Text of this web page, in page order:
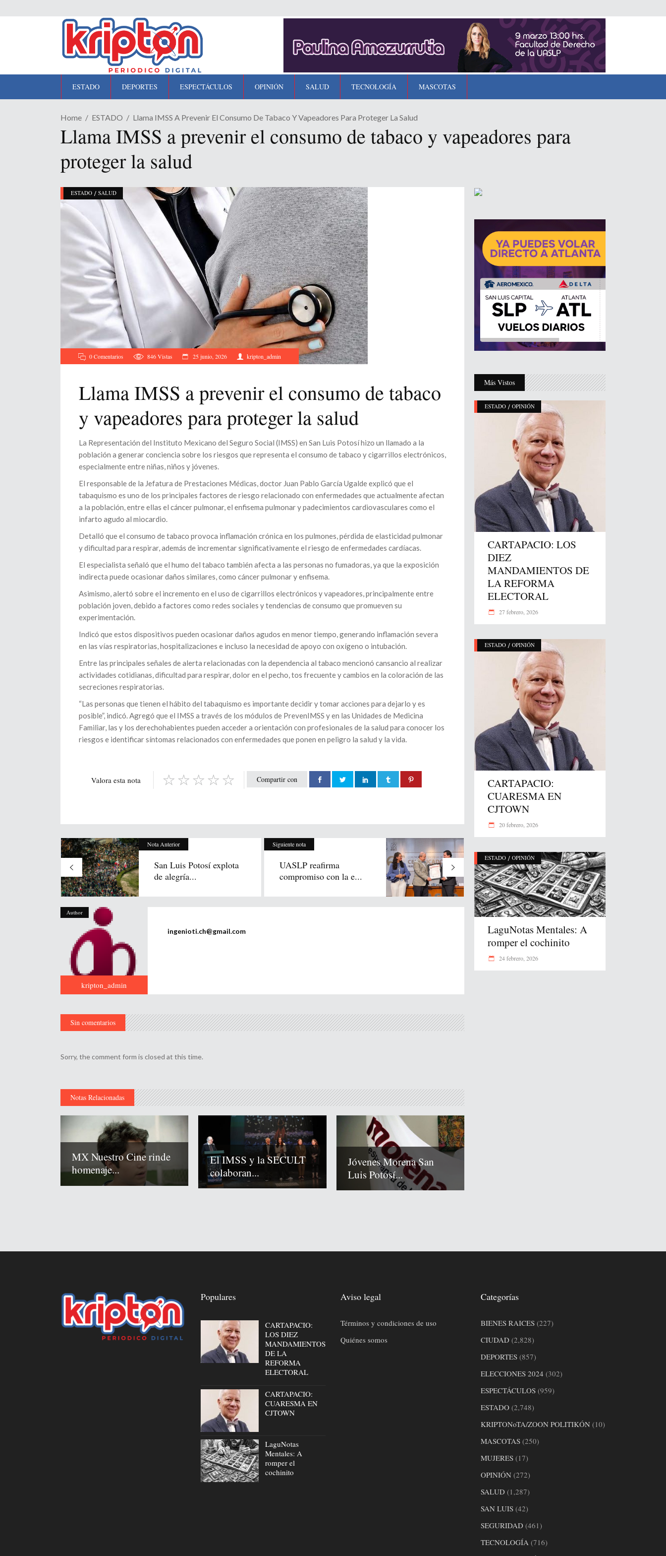
ESTADO DEPORTES ESPECTÁCULOS OPINIÓN SALUD TECNOLOGÍA MASCOTAS
Home ESTADO Llama IMSS A Prevenir El Consumo De Tabaco Y Vapeadores Para Proteger La Salud
Llama IMSS a prevenir el consumo de tabaco y vapeadores para
proteger la salud
ESTADO / SALUD
0 Comentarios 846Vistas 25 junio, 2026 kripton_admin
Llama IMSS a prevenir el consumo de tabaco
y vapeadores para proteger la salud
La Representación del Instituto Mexicano del Seguro Social (IMSS) en San Luis Potosí hizo un llamado a la
población a generar conciencia sobre los riesgos que representa el consumo de tabaco y cigarrillos electrónicos,
especialmente entre niñas, niños y jóvenes.
El responsable de la Jefatura de Prestaciones Médicas, doctor Juan Pablo García Ugalde explicó que el
tabaquismo es uno de los principales factores de riesgo relacionado con enfermedades que actualmente afectan
a la población, entre ellas el cáncer pulmonar, el enfisema pulmonar y padecimientos cardiovasculares como el
infarto agudo al miocardio.
Detalló que el consumo de tabaco provoca inflamación crónica en los pulmones, pérdida de elasticidad pulmonar
y dificultad para respirar, además de incrementar significativamente el riesgo de enfermedades cardíacas.
El especialista señaló que el humo del tabaco también afecta a las personas no fumadoras, ya que la exposición
indirecta puede ocasionar daños similares, como cáncer pulmonar y enfisema.
Asimismo, alertó sobre el incremento en el uso de cigarrillos electrónicos y vapeadores, principalmente entre
población joven, debido a factores como redes sociales y tendencias de consumo que promueven su
experimentación.
Indicó que estos dispositivos pueden ocasionar daños agudos en menor tiempo, generando inflamación severa
en las vías respiratorias, hospitalizaciones e incluso la necesidad de apoyo con oxígeno o intubación.
Entre las principales señales de alerta relacionadas con la dependencia al tabaco mencionó cansancio al realizar
actividades cotidianas, dificultad para respirar, dolor en el pecho, tos frecuente y cambios en la coloración de las
secreciones respiratorias.
“Las personas que tienen el hábito del tabaquismo es importante decidir y tomar acciones para dejarlo y es
posible”, indicó. Agregó que el IMSS a través de los módulos de PrevenIMSS y en las Unidades de Medicina
Familiar, las y los derechohabientes pueden acceder a orientación con profesionales de la salud para conocer los
riesgos e identificar síntomas relacionados con enfermedades que ponen en peligro la salud y la vida.
Compartir con
Valora esta nota
Nota Anterior
San Luis Potosí explota
de alegría...
Siguiente nota
UASLP reafirma
compromiso con la e...
Author
kripton_admin
ingenioti.ch@gmail.com
Sin comentarios
Sorry, the comment form is closed at this time.
Notas Relacionadas
MX Nuestro Cine rinde
homenaje...
El IMSS y la SECULT
colaboran...
Jóvenes Morena San
Luis Potosí...
Más Vistos
ESTADO / OPINIÓN
CARTAPACIO: LOS
DIEZ
MANDAMIENTOS DE
LA REFORMA
ELECTORAL
27 febrero, 2026
ESTADO / OPINIÓN
CARTAPACIO:
CUARESMA EN
CJTOWN
20 febrero, 2026
ESTADO / OPINIÓN
LaguNotas Mentales: A
romper el cochinito
24 febrero, 2026
Populares
CARTAPACIO:
LOS DIEZ
MANDAMIENTOS
DE LA
REFORMA
ELECTORAL
CARTAPACIO:
CUARESMA EN
CJTOWN
LaguNotas
Mentales: A
romper el
cochinito
Aviso legal
Términos y condiciones de uso
Quiénes somos
Categorías
BIENES RAICES(227)
CIUDAD(2,828)
DEPORTES(857)
ELECCIONES 2024 (302)
ESPECTÁCULOS(959)
ESTADO(2,748)
KRIPTONoTA/ZOON POLITIKÓN(10)
MASCOTAS(250)
MUJERES(17)
OPINIÓN(272)
SALUD(1,287)
SAN LUIS(42)
SEGURIDAD(461)
TECNOLOGÍA(716)